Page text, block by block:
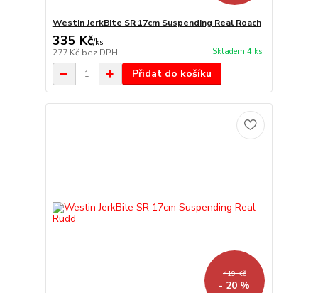
Westin JerkBite SR 17cm Suspending Real Roach
335 Kč/ks
277 Kč bez DPH Skladem 4 ks
Přidat do košíku
419 Kč
- 20 %